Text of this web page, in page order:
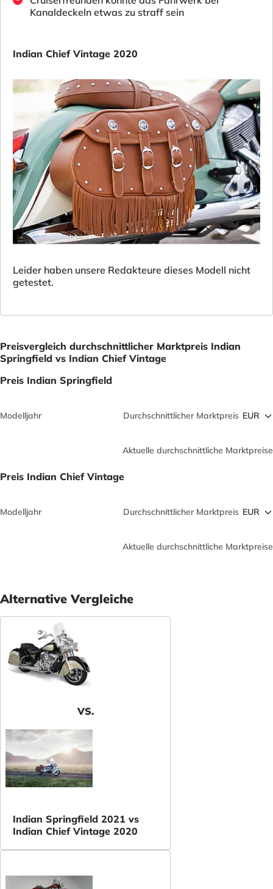
Kanaldeckeln etwas zu straff sein
Indian Chief Vintage 2020
Leider haben unsere Redakteure dieses Modell nicht
getestet.
Preisvergleich durchschnittlicher Marktpreis Indian
Springfield vs Indian Chief Vintage
Preis Indian Springfield
Modelljahr Durchschnittlicher Marktpreis
Aktuelle durchschnittliche Marktpreise
Preis Indian Chief Vintage
Modelljahr Durchschnittlicher Marktpreis
Aktuelle durchschnittliche Marktpreise
Alternative Vergleiche
VS.
Indian Springfield 2021 vs
Indian Chief Vintage 2020